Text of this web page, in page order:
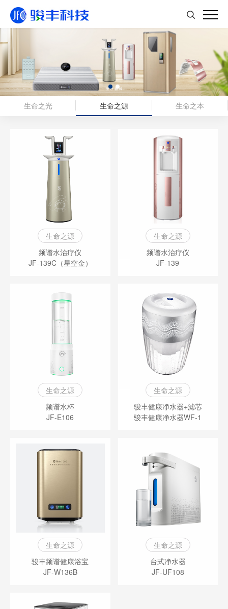
生命之光 生命之源 生命之本
生命之源
频谱水治疗仪
JF-139C（星空金）
生命之源
频谱水治疗仪
JF-139
生命之源
频谱水杯
JF-E106
生命之源
骏丰健康净水器+滤芯
骏丰健康净水器WF-1
生命之源
骏丰频谱健康浴宝
JF-W136B
生命之源
台式净水器
JF-UF108